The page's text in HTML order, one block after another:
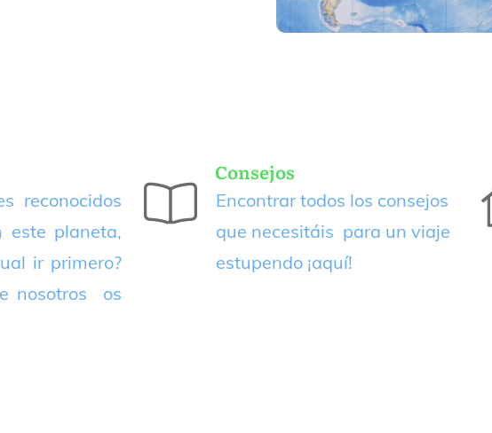
reconocidos
este planeta,
ir primero?
nosotros os
Consejos
Encontrar todos los consejos
que necesitáis para un viaje
estupendo ¡aquí!